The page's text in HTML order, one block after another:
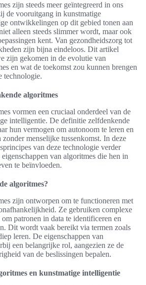
zijn steeds meer geïntegreerd in ons
de vooruitgang in kunstmatige
ontwikkelingen op dit gebied tonen aan
alleen steeds slimmer wordt, maar ook
kent. Van gezondheidszorg tot
zijn bijna eindeloos. Dit artikel
zijn gekomen in de evolutie van
en wat de toekomst zou kunnen brengen
technologie.
algoritmes
vormen een cruciaal onderdeel van de
intelligentie. De definitie zelfdenkende
hun vermogen om autonoom te leren en
zonder menselijke tussenkomst. In deze
van deze technologie verder
van algoritmes die hen in
te beïnvloeden.
algoritmes?
zijn ontworpen om te functioneren met
Ze gebruiken complexe
patronen in data te identificeren en
Dit wordt vaak bereikt via termen zoals
leren. De eigenschappen van
een belangrijke rol, aangezien ze de
van de beslissingen bepalen.
en kunstmatige intelligentie